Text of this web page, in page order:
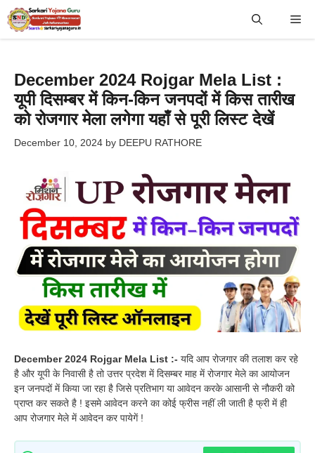
Skip
to
December 2024 Rojgar Mela List :
यूपी दिसम्बर में किन-किन जनपदों में किस तारीख
को रोजगार मेला लगेगा यहाँ से पूरी लिस्ट देखें
December 10, 2024 by DEEPU RATHORE
December 2024 Rojgar Mela List :- यदि आप रोजगार की तलाश कर रहे
है और यूपी के निवासी है तो उत्तर प्रदेश में दिसम्बर माह में रोजगार मेले का आयोजन
इन जनपदों में किया जा रहा है जिसे प्रतिभाग या आवेदन करके आसानी से नौकरी को
प्राप्त कर सकते है ! इसमे आवेदन करने का कोई फ्रीस नहीं ली जाती है फ्री में ही
आप रोजगार मेले में आवेदन कर पायेगें !